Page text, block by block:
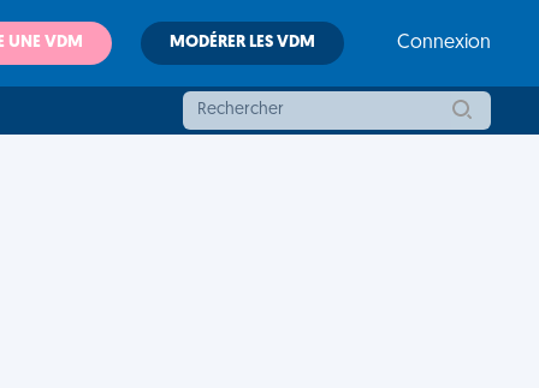
UNE VDM MODÉRER LES VDM Connexion